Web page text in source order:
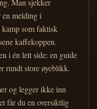
Man sjekker
en melding i
som faktisk
kaffekoppen.
i én lett side: en guide
rundt store øyeblikk.
og legger ikke inn
får du en oversiktlig